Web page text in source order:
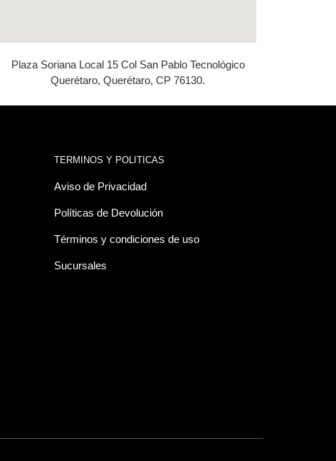
Plaza Soriana Local 15 Col San Pablo Tecnológico
Querétaro, Querétaro, CP 76130.
TERMINOS Y POLITICAS
Aviso de Privacidad
Políticas de Devolución
Términos y condiciones de uso
Sucursales